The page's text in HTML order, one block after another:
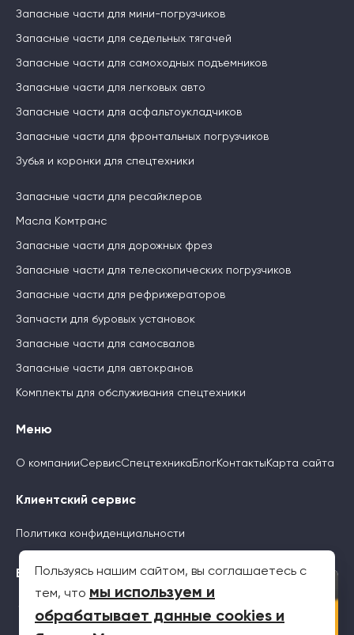
Запасные части для мини-погрузчиков
Запасные части для седельных тягачей
Запасные части для самоходных подъемников
Запасные части для легковых авто
Запасные части для асфальтоукладчиков
Запасные части для фронтальных погрузчиков
Зубья и коронки для спецтехники
Запасные части для ресайклеров
Масла Комтранс
Запасные части для дорожных фрез
Запасные части для телескопических погрузчиков
Запасные части для рефрижераторов
Запчасти для буровых установок
Запасные части для самосвалов
Запасные части для автокранов
Комплекты для обслуживания спецтехники
Меню
О компанииСервисСпецтехника БлогКонтакты Карта сайта
Клиентский сервис
Политика конфиденциальности
Будьте с нами
Пользуясь нашим сайтом, вы соглашаетесь с
тем, что мы используем и
обрабатывает данные cookies и